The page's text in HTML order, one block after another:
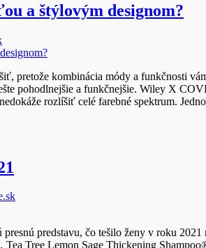
a štýlovým designom?
pretože kombinácia módy a funkčnosti
pohodlnejšie a funkčnejšie. Wiley X
rozlíšiť celé farebné spektrum.
predstavu, čo tešilo ženy v roku
Tree Lemon Sage Thickening